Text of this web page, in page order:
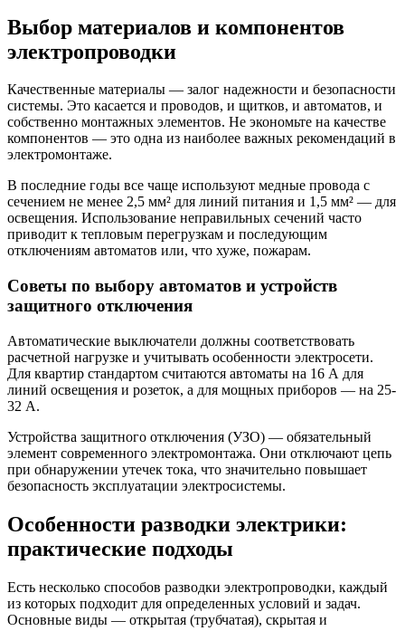
Выбор материалов и компонентов
электропроводки
Качественные материалы — залог надежности и безопасности
системы. Это касается и проводов, и щитков, и автоматов, и
собственно монтажных элементов. Не экономьте на качестве
компонентов — это одна из наиболее важных рекомендаций в
электромонтаже.
В последние годы все чаще используют медные провода с
сечением не менее 2,5 мм² для линий питания и 1,5 мм² — для
освещения. Использование неправильных сечений часто
приводит к тепловым перегрузкам и последующим
отключениям автоматов или, что хуже, пожарам.
Советы по выбору автоматов и устройств
защитного отключения
Автоматические выключатели должны соответствовать
расчетной нагрузке и учитывать особенности электросети.
Для квартир стандартом считаются автоматы на 16 А для
линий освещения и розеток, а для мощных приборов — на 25-
32 А.
Устройства защитного отключения (УЗО) — обязательный
элемент современного электромонтажа. Они отключают цепь
при обнаружении утечек тока, что значительно повышает
безопасность эксплуатации электросистемы.
Особенности разводки электрики:
практические подходы
Есть несколько способов разводки электропроводки, каждый
из которых подходит для определенных условий и задач.
Основные виды — открытая (трубчатая), скрытая и